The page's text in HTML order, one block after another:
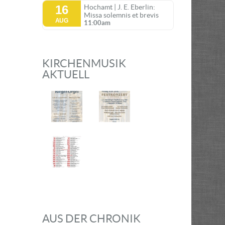
16
AUG
Hochamt | J. E. Eberlin:
Missa solemnis et brevis
11:00am
KIRCHENMUSIK
AKTUELL
AUS DER CHRONIK